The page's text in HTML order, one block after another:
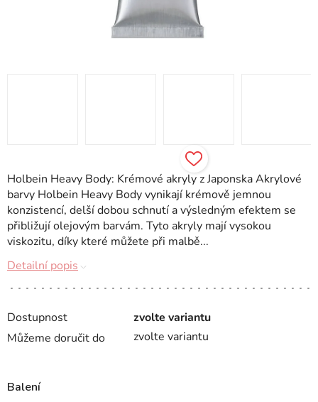
Dostupnost
zvolte variantu
Můžeme doručit do
zvolte variantu
Balení
Holbein Heavy Body: Krémové akryly z Japonska Akrylové
barvy Holbein Heavy Body vynikají krémově jemnou
konzistencí, delší dobou schnutí a výsledným efektem se
přibližují olejovým barvám. Tyto akryly mají vysokou
viskozitu, díky které můžete při malbě...
Detailní popis